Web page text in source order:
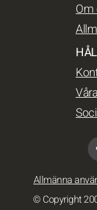
Om
Allmänna
© Copyright